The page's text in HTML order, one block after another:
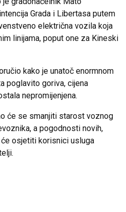
Grada i Libertasa putem
električna vozila koja
linijama, poput one za Kineski
kako je unatoč enormnom
poglavito goriva, cijena
nepromijenjena.
će se smanjiti starost voznog
a pogodnosti novih,
osjetiti korisnici usluga